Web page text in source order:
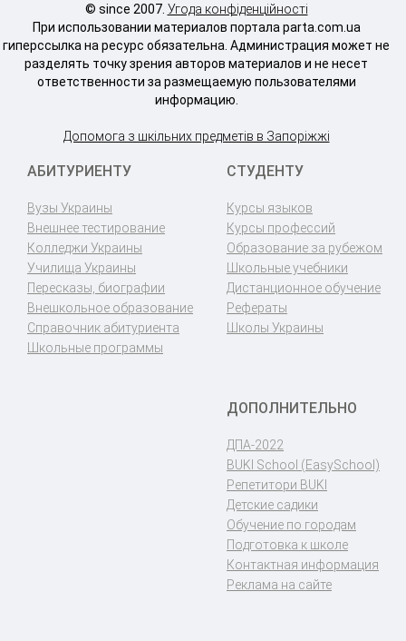
© since 2007. Угода конфіденційності
При использовании материалов портала parta.com.ua
гиперссылка на ресурс обязательна. Администрация может не
разделять точку зрения авторов материалов и не несет
ответственности за размещаемую пользователями
информацию.
Допомога з шкільних предметів в Запоріжжі
АБИТУРИЕНТУ
Вузы Украины
Внешнее тестирование
Колледжи Украины
Училища Украины
Пересказы, биографии
Внешкольное образование
Справочник абитуриента
Школьные программы
СТУДЕНТУ
Курсы языков
Курсы профессий
Образование за рубежом
Школьные учебники
Дистанционное обучение
Рефераты
Школы Украины
ДОПОЛНИТЕЛЬНО
ДПА-2022
BUKI School (EasySchool)
Репетитори BUKI
Детские садики
Обучение по городам
Подготовка к школе
Контактная информация
Реклама на сайте